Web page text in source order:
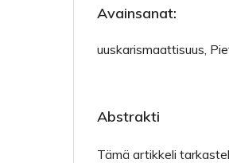
Avainsanat:
uuskarismaattisuus,
Abstrakti
Tämä artikkeli